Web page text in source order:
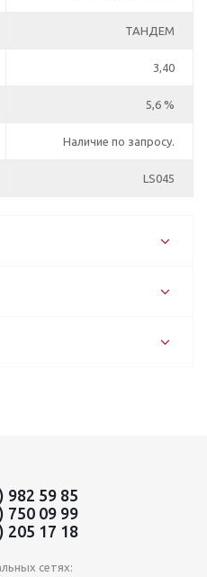
ТАНДЕМ
3,40
5,6 %
Наличие по запросу.
LS045
982 59 85
750 09 99
205 17 18
сетях: